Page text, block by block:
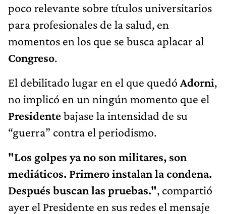
poco relevante sobre títulos universitarios
para profesionales de la salud, en
momentos en los que se busca aplacar al
Congreso.
El debilitado lugar en el que quedó Adorni,
no implicó en un ningún momento que el
Presidentebajase la intensidad de su
“guerra” contra el periodismo.
"Los golpes ya no son militares, son
mediáticos. Primero instalan la condena.
Después buscan las pruebas.", compartió
ayer el Presidente en sus redes el mensaje